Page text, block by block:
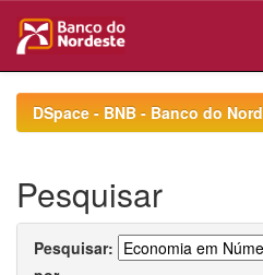
navigationDSpace - BNB - Banco do
Pesquisar
Pesquisar: